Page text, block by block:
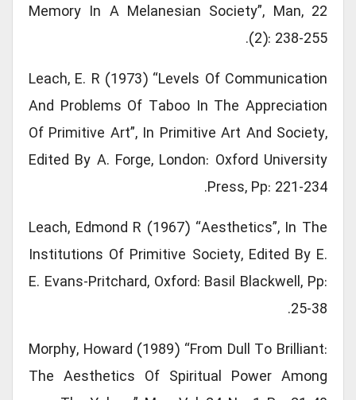
Memory In A Melanesian Society”, Man, 22
(2): 238-255.
Leach, E. R (1973) “Levels Of Communication
And Problems Of Taboo In The Appreciation
Of Primitive Art”, In Primitive Art And Society,
Edited By A. Forge, London: Oxford University
Press, Pp: 221-234.
Leach, Edmond R (1967) “Aesthetics”, In The
Institutions Of Primitive Society, Edited By E.
E. Evans-Pritchard, Oxford: Basil Blackwell, Pp:
25-38.
Morphy, Howard (1989) “From Dull To Brilliant:
The Aesthetics Of Spiritual Power Among